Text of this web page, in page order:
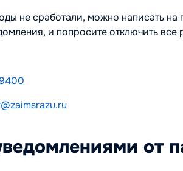
не сработали, можно написать
и попросите отключить все
от